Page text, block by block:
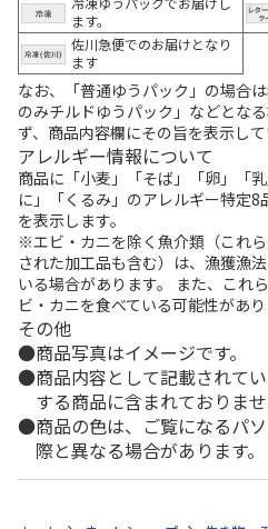
ます。
佐川急便でのお届けとなり
ます
なお、「普通ゆうパック」の場合
のみチルドゆうパック」などとな
ず、商品内容欄にその旨を表示して
アレルギー情報について
商品に「小麦」「そば」「卵」「
に」「くるみ」のアレルギー特定
を表示します。
※エビ・カニを除く魚介類（これ
された加工品も含む）は、漁獲漁
いる場合があります。 また、これ
ビ・カニを食べている可能性があり
その他
商品写真はイメージです。
商品内容として記載されて
する商品に含まれておりませ
商品の色は、ご覧になるパ
際と異なる場合があります。